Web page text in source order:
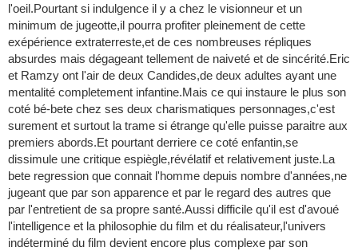
l'oeil.Pourtant si indulgence il y a chez le visionneur et un
minimum de jugeotte,il pourra profiter pleinement de cette
exépérience extraterreste,et de ces nombreuses répliques
absurdes mais dégageant tellement de naiveté et de sincérité.Eric
et Ramzy ont l'air de deux Candides,de deux adultes ayant une
mentalité completement infantine.Mais ce qui instaure le plus son
coté bé-bete chez ses deux charismatiques personnages,c'est
surement et surtout la trame si étrange qu'elle puisse paraitre aux
premiers abords.Et pourtant derriere ce coté enfantin,se
dissimule une critique espiègle,révélatif et relativement juste.La
bete regression que connait l'homme depuis nombre d'années,ne
jugeant que par son apparence et par le regard des autres que
par l'entretient de sa propre santé.Aussi difficile qu'il est d'avoué
l'intelligence et la philosophie du film et du réalisateur,l'univers
indéterminé du film devient encore plus complexe par son